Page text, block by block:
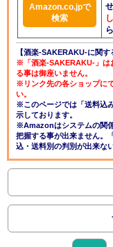
Amazon.co.jpで
検索
【酒楽-SAKERAKU-に関す
※「酒楽-SAKERAKU-」は
る事は御座いません。
※リンク先の各ショップに
い。
※このページでは「送料込
示しております。
※Amazonはシステムの関
把握する事が出来ません。
込・送料別の判別が出来な